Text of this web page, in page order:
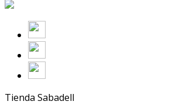
Tienda Sabadell